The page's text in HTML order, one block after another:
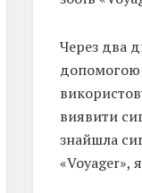
Через два
допомогою
виявити
знайшла
«Voyager»,